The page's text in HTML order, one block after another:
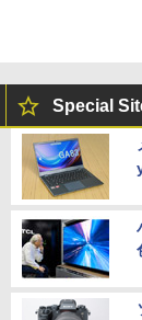
Special